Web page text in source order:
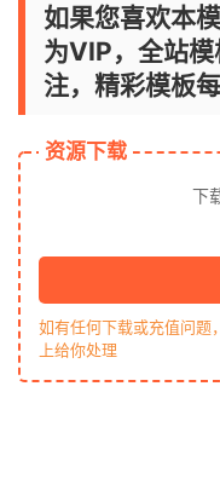
如果您喜欢本
为VIP，全站模
注，精彩模板
资源下载
下
如有任何下载或充值问
上给你处理